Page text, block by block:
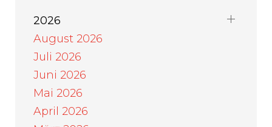
2026
August 2026
Juli 2026
Juni 2026
Mai 2026
April 2026